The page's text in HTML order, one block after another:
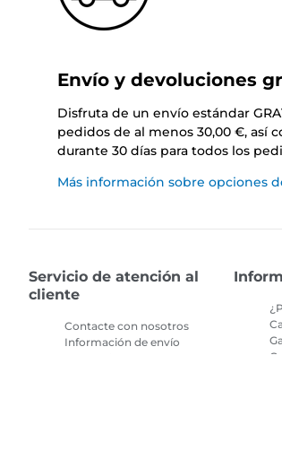
Envío y devoluciones
Disfruta de un envío estándar
pedidos de al menos 30,00 €, así
durante 30 días para todos los
Más información sobre opciones
Servicio de atención al
cliente
Contacte con nosotros
Información de envío